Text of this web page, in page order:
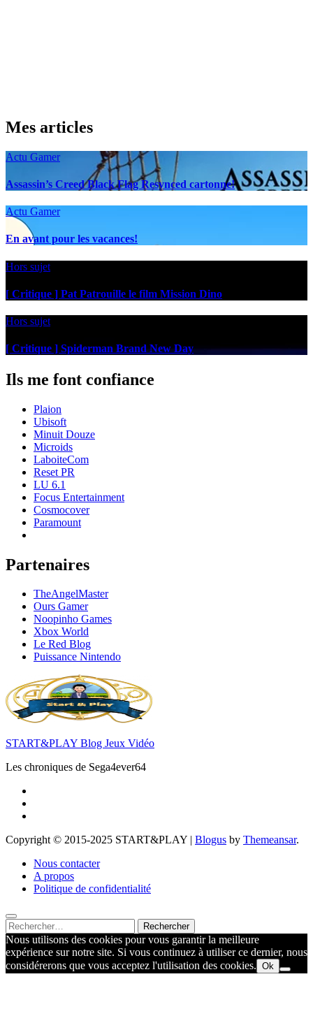
Mes articles
Actu Gamer
Assassin’s Creed Black Flag Resynced cartonne!
Actu Gamer
En avant pour les vacances!
Hors sujet
[ Critique ] Pat Patrouille le film Mission Dino
Hors sujet
[ Critique ] Spiderman Brand New Day
Ils me font confiance
Plaion
Ubisoft
Minuit Douze
Microids
LaboiteCom
Reset PR
LU 6.1
Focus Entertainment
Cosmocover
Paramount
Partenaires
TheAngelMaster
Ours Gamer
Noopinho Games
Xbox World
Le Red Blog
Puissance Nintendo
START&PLAY Blog Jeux Vidéo
Les chroniques de Sega4ever64
Copyright © 2015-2025 START&PLAY | Blogus by Themeansar.
Nous contacter
A propos
Politique de confidentialité
Rechercher :
Nous utilisons des cookies pour vous garantir la meilleure
expérience sur notre site. Si vous continuez à utiliser ce dernier, nous
considérerons que vous acceptez l'utilisation des cookies. Ok